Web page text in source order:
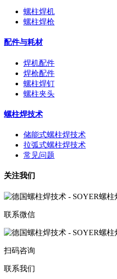
螺柱焊机
螺柱焊枪
配件与耗材
焊机配件
焊枪配件
螺柱焊钉
螺柱夹头
螺柱焊技术
储能式螺柱焊技术
拉弧式螺柱焊技术
常见问题
关注我们
联系微信
扫码咨询
联系我们